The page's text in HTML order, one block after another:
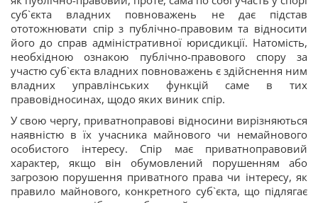
суб`єкта владних повноважень не дає підстав
ототожнювати спір з публічно-правовим та відносити
його до справ адміністративної юрисдикції. Натомість,
необхідною ознакою публічно-правового спору за
участю суб`єкта владних повноважень є здійснення ним
владних управлінських функцій саме в тих
правовідносинах, щодо яких виник спір.
У свою чергу, приватноправові відносини вирізняються
наявністю в їх учасника майнового чи немайнового
особистого інтересу. Спір має приватноправовий
характер, якщо він обумовлений порушенням або
загрозою порушення приватного права чи інтересу, як
правило майнового, конкретного суб`єкта, що підлягає